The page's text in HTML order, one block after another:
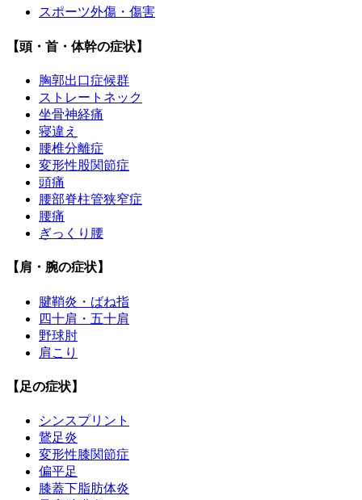
スポーツ外傷・傷害
【頭・首・体幹の症状】
胸郭出口症候群
ストレートネック
坐骨神経痛
寝違え
腰椎分離症
変形性股関節症
頭痛
腰部脊柱管狭窄症
腰痛
ぎっくり腰
【肩・腕の症状】
腱鞘炎・ばね指
四十肩・五十肩
野球肘
肩こり
【足の症状】
シンスプリント
鵞足炎
変形性膝関節症
偏平足
膝蓋下脂肪体炎